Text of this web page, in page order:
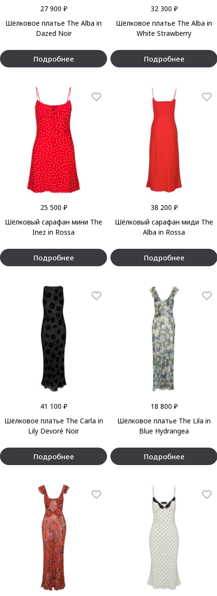
27 900 ₽
Шёлковое платье The Alba in
Dazed Noir
Подробнее
32 300 ₽
Шёлковое платье The Alba in
White Strawberry
Подробнее
25 500 ₽
Шёлковый сарафан мини The
Inez in Rossa
Подробнее
38 200 ₽
Шёлковый сарафан миди The
Alba in Rossa
Подробнее
41 100 ₽
Шёлковое платье The Carla in
Lily Devoré Noir
Подробнее
18 800 ₽
Шёлковое платье The Lila in
Blue Hydrangea
Подробнее